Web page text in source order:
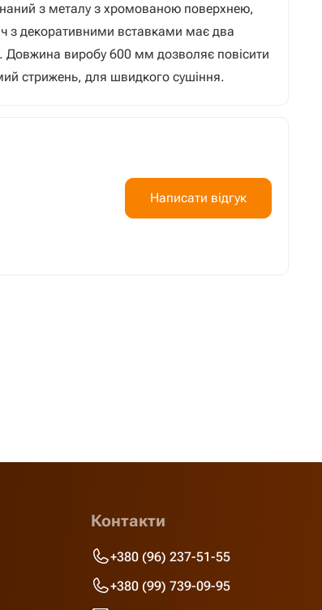
з металу з хромованою поверхнею,
з декоративними вставками має два
Довжина виробу 600 мм дозволяє повісити
стрижень, для швидкого сушіння.
Написати відгук
Контакти
+380 (96) 237-51-55
+380 (99) 739-09-95